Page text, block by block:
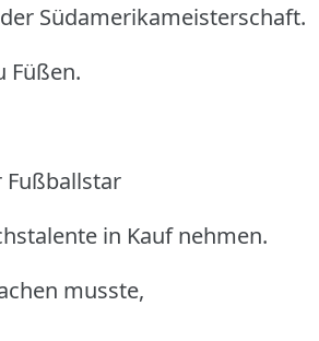
Südamerikameisterschaft.
Füßen.
Fußballstar
in Kauf nehmen.
musste,